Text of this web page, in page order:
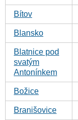
Bítov
Blansko
Blatnice pod
svatým
Antonínkem
Božice
Branišovice